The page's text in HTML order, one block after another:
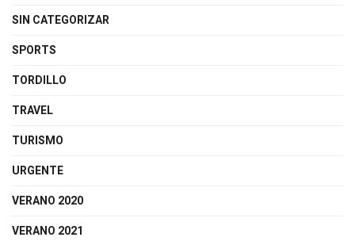
SIN CATEGORIZAR
SPORTS
TORDILLO
TRAVEL
TURISMO
URGENTE
VERANO 2020
VERANO 2021